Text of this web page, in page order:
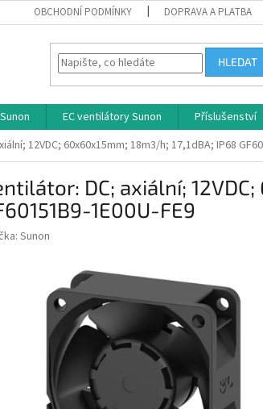
OBCHODNÍ PODMÍNKY DOPRAVA A PLATBA
HLEDAT
EC ventilátory Sunon Příslušenství
12VDC; 60x60x15mm; 18m3/h; 17,1dBA; IP68
DC; axiální;
1E00U-FE9
Sunon